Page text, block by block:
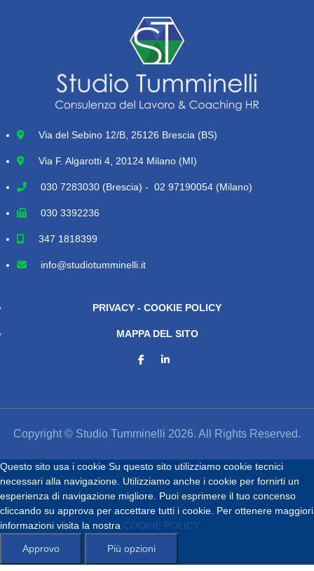
Via del Sebino 12/B, 25126 Brescia (BS)
Via F. Algarotti 4, 20124 Milano (MI)
030 7283030 (Brescia) - 02 97190054 (Milano)
030 3392236
347 1818399
info@studiotumminelli.it
PRIVACY - COOKIE POLICY
MAPPA DEL SITO
Copyright © Studio Tumminelli 2026. All Rights Reserved.
Questo sito usa i cookie Su questo sito utilizziamo cookie tecnici
necessari alla navigazione. Utilizziamo anche i cookie per fornirti un
esperienza di navigazione migliore. Puoi esprimere il tuo concenso
cliccando su approva per accettare tutti i cookie. Per ottenere maggiori
informazioni visita la nostra COOKIE POLICY
Approvo Più opzioni